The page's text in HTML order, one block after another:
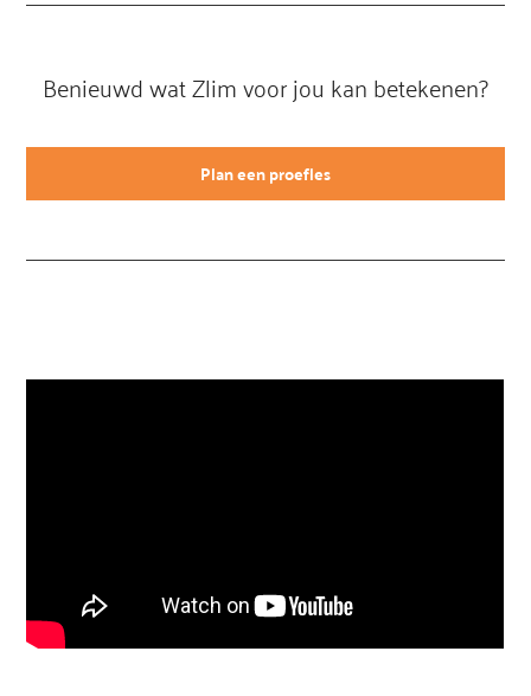
Benieuwd wat Zlim voor jou kan betekenen?
Plan een proefles